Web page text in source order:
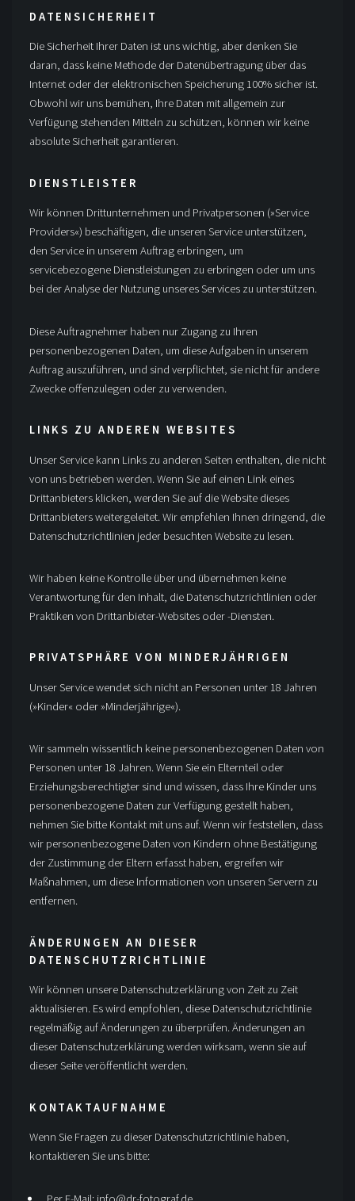
DATENSICHERHEIT
Die Sicherheit Ihrer Daten ist uns wichtig, aber denken Sie
daran, dass keine Methode der Datenübertragung über das
Internet oder der elektronischen Speicherung 100% sicher ist.
Obwohl wir uns bemühen, Ihre Daten mit allgemein zur
Verfügung stehenden Mitteln zu schützen, können wir keine
absolute Sicherheit garantieren.
DIENSTLEISTER
Wir können Drittunternehmen und Privatpersonen (»Service
Providers«) beschäftigen, die unseren Service unterstützen,
den Service in unserem Auftrag erbringen, um
servicebezogene Dienstleistungen zu erbringen oder um uns
bei der Analyse der Nutzung unseres Services zu unterstützen.
Diese Auftragnehmer haben nur Zugang zu Ihren
personenbezogenen Daten, um diese Aufgaben in unserem
Auftrag auszuführen, und sind verpflichtet, sie nicht für andere
Zwecke offenzulegen oder zu verwenden.
LINKS ZU ANDEREN WEBSITES
Unser Service kann Links zu anderen Seiten enthalten, die nicht
von uns betrieben werden. Wenn Sie auf einen Link eines
Drittanbieters klicken, werden Sie auf die Website dieses
Drittanbieters weitergeleitet. Wir empfehlen Ihnen dringend, die
Datenschutzrichtlinien jeder besuchten Website zu lesen.
Wir haben keine Kontrolle über und übernehmen keine
Verantwortung für den Inhalt, die Datenschutzrichtlinien oder
Praktiken von Drittanbieter-Websites oder -Diensten.
PRIVATSPHÄRE VON MINDERJÄHRIGEN
Unser Service wendet sich nicht an Personen unter 18 Jahren
(»Kinder« oder »Minderjährige«).
Wir sammeln wissentlich keine personenbezogenen Daten von
Personen unter 18 Jahren. Wenn Sie ein Elternteil oder
Erziehungsberechtigter sind und wissen, dass Ihre Kinder uns
personenbezogene Daten zur Verfügung gestellt haben,
nehmen Sie bitte Kontakt mit uns auf. Wenn wir feststellen, dass
wir personenbezogene Daten von Kindern ohne Bestätigung
der Zustimmung der Eltern erfasst haben, ergreifen wir
Maßnahmen, um diese Informationen von unseren Servern zu
entfernen.
ÄNDERUNGEN AN DIESER
DATENSCHUTZRICHTLINIE
Wir können unsere Datenschutzerklärung von Zeit zu Zeit
aktualisieren. Es wird empfohlen, diese Datenschutzrichtlinie
regelmäßig auf Änderungen zu überprüfen. Änderungen an
dieser Datenschutzerklärung werden wirksam, wenn sie auf
dieser Seite veröffentlicht werden.
KONTAKTAUFNAHME
Wenn Sie Fragen zu dieser Datenschutzrichtlinie haben,
kontaktieren Sie uns bitte:
Per E-Mail: info@dr-fotograf.de